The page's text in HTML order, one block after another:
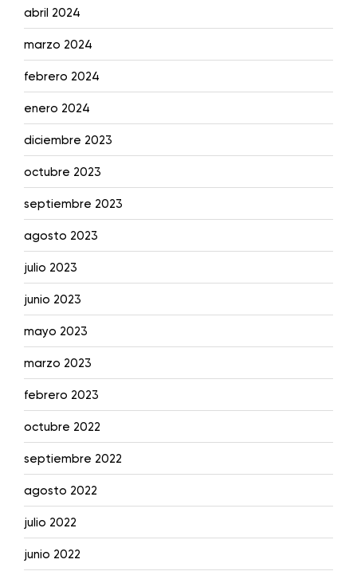
abril 2024
marzo 2024
febrero 2024
enero 2024
diciembre 2023
octubre 2023
septiembre 2023
agosto 2023
julio 2023
junio 2023
mayo 2023
marzo 2023
febrero 2023
octubre 2022
septiembre 2022
agosto 2022
julio 2022
junio 2022